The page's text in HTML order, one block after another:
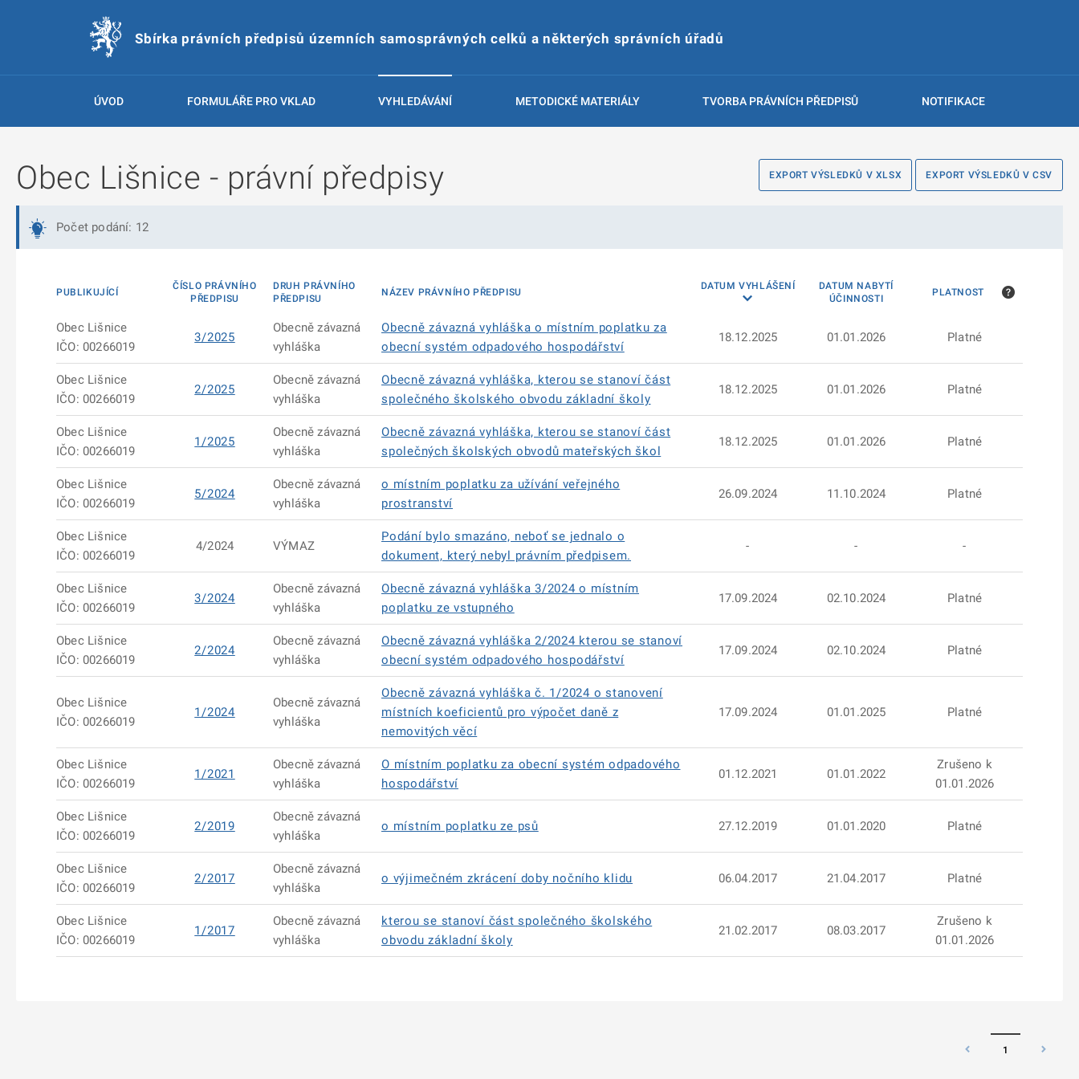
Sbírka právních předpisů územních samosprávných celků a některých správních úřadů
ÚVOD FORMULÁŘE PRO VKLAD VYHLEDÁVÁNÍ METODICKÉ MATERIÁLY TVORBA PRÁVNÍCH PŘEDPISŮ NOTIFIKACE
EXPORT VÝSLEDKŮ V XLSX EXPORT VÝSLEDKŮ V CSV
Obec Lišnice - právní předpisy
Počet podání: 12
PUBLIKUJÍCÍ
ČÍSLO PRÁVNÍHO
PŘEDPISU
DRUH PRÁVNÍHO
PŘEDPISU
NÁZEV PRÁVNÍHO PŘEDPISU
DATUM VYHLÁŠENÍ
DATUM NABYTÍ
ÚČINNOSTI
PLATNOST
Obec Lišnice
IČO: 00266019
3/2025
Obecně závazná
vyhláška
Obecně závazná vyhláška o místním poplatku za
obecní systém odpadového hospodářství
18.12.2025 01.01.2026 Platné
Obec Lišnice
IČO: 00266019
2/2025
Obecně závazná
vyhláška
Obecně závazná vyhláška, kterou se stanoví část
společného školského obvodu základní školy
18.12.2025 01.01.2026 Platné
Obec Lišnice
IČO: 00266019
1/2025
Obecně závazná
vyhláška
Obecně závazná vyhláška, kterou se stanoví část
společných školských obvodů mateřských škol
18.12.2025 01.01.2026 Platné
Obec Lišnice
IČO: 00266019
5/2024
Obecně závazná
vyhláška
o místním poplatku za užívání veřejného
prostranství
26.09.2024 11.10.2024 Platné
Obec Lišnice
IČO: 00266019
4/2024 VÝMAZ
Podání bylo smazáno, neboť se jednalo o
dokument, který nebyl právním předpisem.
- - -
Obec Lišnice
IČO: 00266019
3/2024
Obecně závazná
vyhláška
Obecně závazná vyhláška 3/2024 o místním
poplatku ze vstupného
17.09.2024 02.10.2024 Platné
Obec Lišnice
IČO: 00266019
2/2024
Obecně závazná
vyhláška
Obecně závazná vyhláška 2/2024 kterou se stanoví
obecní systém odpadového hospodářství
17.09.2024 02.10.2024 Platné
Obec Lišnice
IČO: 00266019
1/2024
Obecně závazná
vyhláška
Obecně závazná vyhláška č. 1/2024 o stanovení
místních koeficientů pro výpočet daně z
nemovitých věcí
17.09.2024 01.01.2025 Platné
Obec Lišnice
IČO: 00266019
1/2021
Obecně závazná
vyhláška
O místním poplatku za obecní systém odpadového
hospodářství
01.12.2021 01.01.2022
Zrušeno k
01.01.2026
Obec Lišnice
IČO: 00266019
2/2019
Obecně závazná
vyhláška
o místním poplatku ze psů 27.12.2019 01.01.2020 Platné
Obec Lišnice
IČO: 00266019
2/2017
Obecně závazná
vyhláška
o výjimečném zkrácení doby nočního klidu 06.04.2017 21.04.2017 Platné
Obec Lišnice
IČO: 00266019
1/2017
Obecně závazná
vyhláška
kterou se stanoví část společného školského
obvodu základní školy
21.02.2017 08.03.2017
Zrušeno k
01.01.2026
1